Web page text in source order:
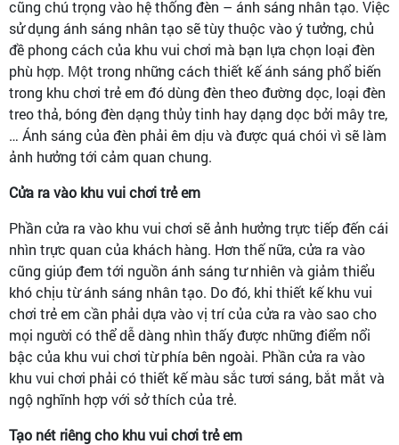
cũng chú trọng vào hệ thống đèn – ánh sáng nhân tạo. Việc
sử dụng ánh sáng nhân tạo sẽ tùy thuộc vào ý tưởng, chủ
đề phong cách của khu vui chơi mà bạn lựa chọn loại đèn
phù hợp. Một trong những cách thiết kế ánh sáng phổ biến
trong khu chơi trẻ em đó dùng đèn theo đường dọc, loại đèn
treo thả, bóng đèn dạng thủy tinh hay dạng dọc bởi mây tre,
… Ánh sáng của đèn phải êm dịu và được quá chói vì sẽ làm
ảnh hưởng tới cảm quan chung.
Cửa ra vào khu vui chơi trẻ em
Phần cửa ra vào khu vui chơi sẽ ảnh hưởng trực tiếp đến cái
nhìn trực quan của khách hàng. Hơn thế nữa, cửa ra vào
cũng giúp đem tới nguồn ánh sáng tư nhiên và giảm thiểu
khó chịu từ ánh sáng nhân tạo. Do đó, khi thiết kế khu vui
chơi trẻ em cần phải dựa vào vị trí của cửa ra vào sao cho
mọi người có thể dễ dàng nhìn thấy được những điểm nổi
bậc của khu vui chơi từ phía bên ngoài. Phần cửa ra vào
khu vui chơi phải có thiết kế màu sắc tươi sáng, bắt mắt và
ngộ nghĩnh hợp với sở thích của trẻ.
Tạo nét riêng cho khu vui chơi trẻ em